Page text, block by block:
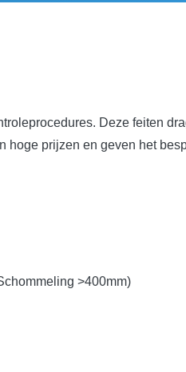
Deze feiten
prijzen en geven het
>400mm)